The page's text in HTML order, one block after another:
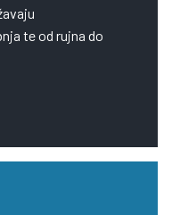
te od rujna do